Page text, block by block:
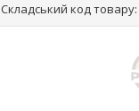
Складський код товару: